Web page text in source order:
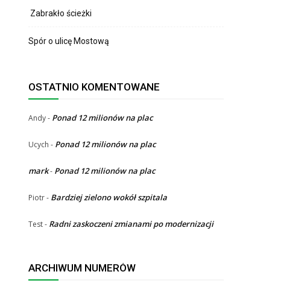
Zabrakło ścieżki
Spór o ulicę Mostową
OSTATNIO KOMENTOWANE
Andy- Ponad 12 milionów na plac
Ucych - Ponad 12 milionów na plac
mark- Ponad 12 milionów na plac
Piotr- Bardziej zielono wokół szpitala
Test- Radni zaskoczeni zmianami po modernizacji
ARCHIWUM NUMERÓW